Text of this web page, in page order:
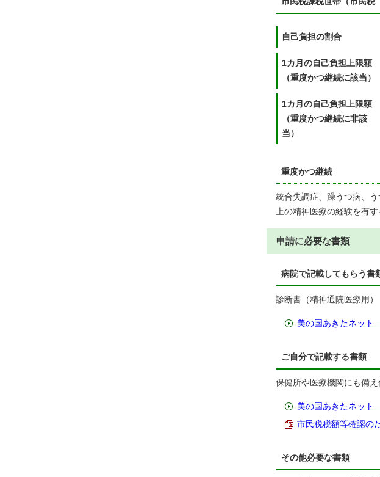
自己負担の割合
1カ月の自己負担上限額
（重度かつ継続に該当）
1カ月の自己負担上限額
（重度かつ継続に非該
当）
重度かつ継続
統合失調症、躁うつ病、
上の精神医療の経験を有
申請に必要な書類
病院で記載してもらう書
診断書（精神通院医療用）
美の国あきたネット
ご自分で記載する書類
保健所や医療機関にも備え
美の国あきたネット
市民税税額等確認の
その他必要な書類